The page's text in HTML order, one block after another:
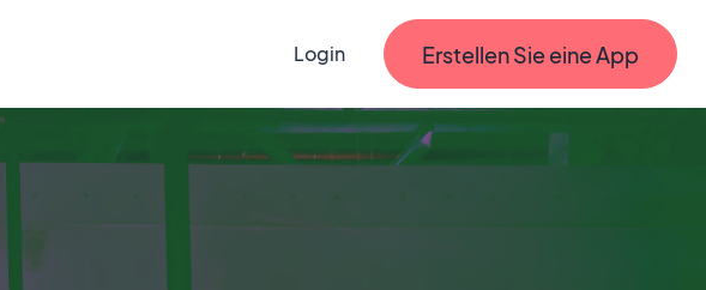
Login Erstellen Sie eine App